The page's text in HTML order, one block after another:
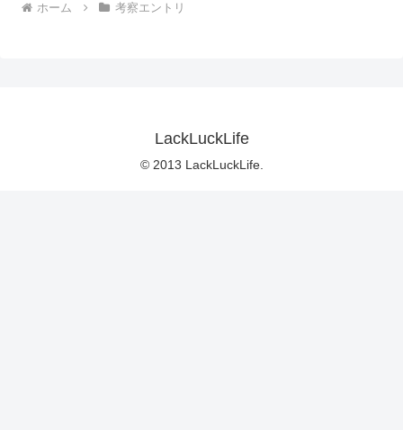
ホーム 考察エントリ
LackLuckLife
© 2013 LackLuckLife.